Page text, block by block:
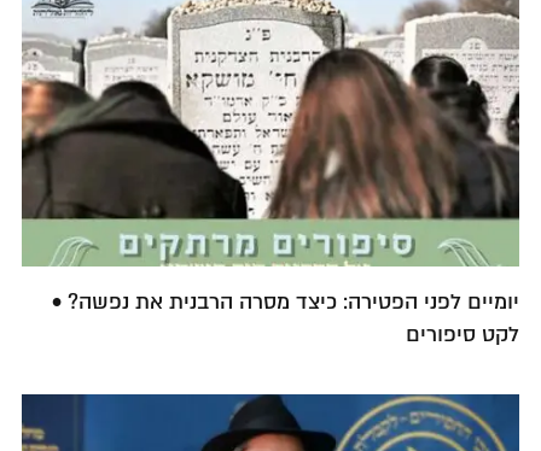
יומיים לפני הפטירה: כיצד מסרה הרבנית את נפשה? •
לקט סיפורים